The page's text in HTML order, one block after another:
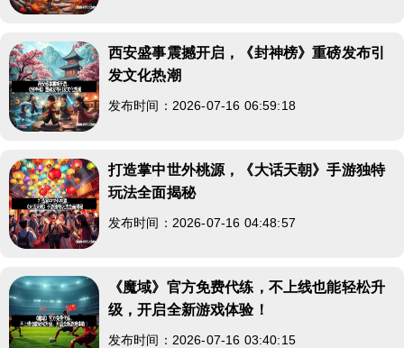
西安盛事震撼开启，《封神榜》重磅发布引
发文化热潮
发布时间：2026-07-16 06:59:18
打造掌中世外桃源，《大话天朝》手游独特
玩法全面揭秘
发布时间：2026-07-16 04:48:57
《魔域》官方免费代练，不上线也能轻松升
级，开启全新游戏体验！
发布时间：2026-07-16 03:40:15